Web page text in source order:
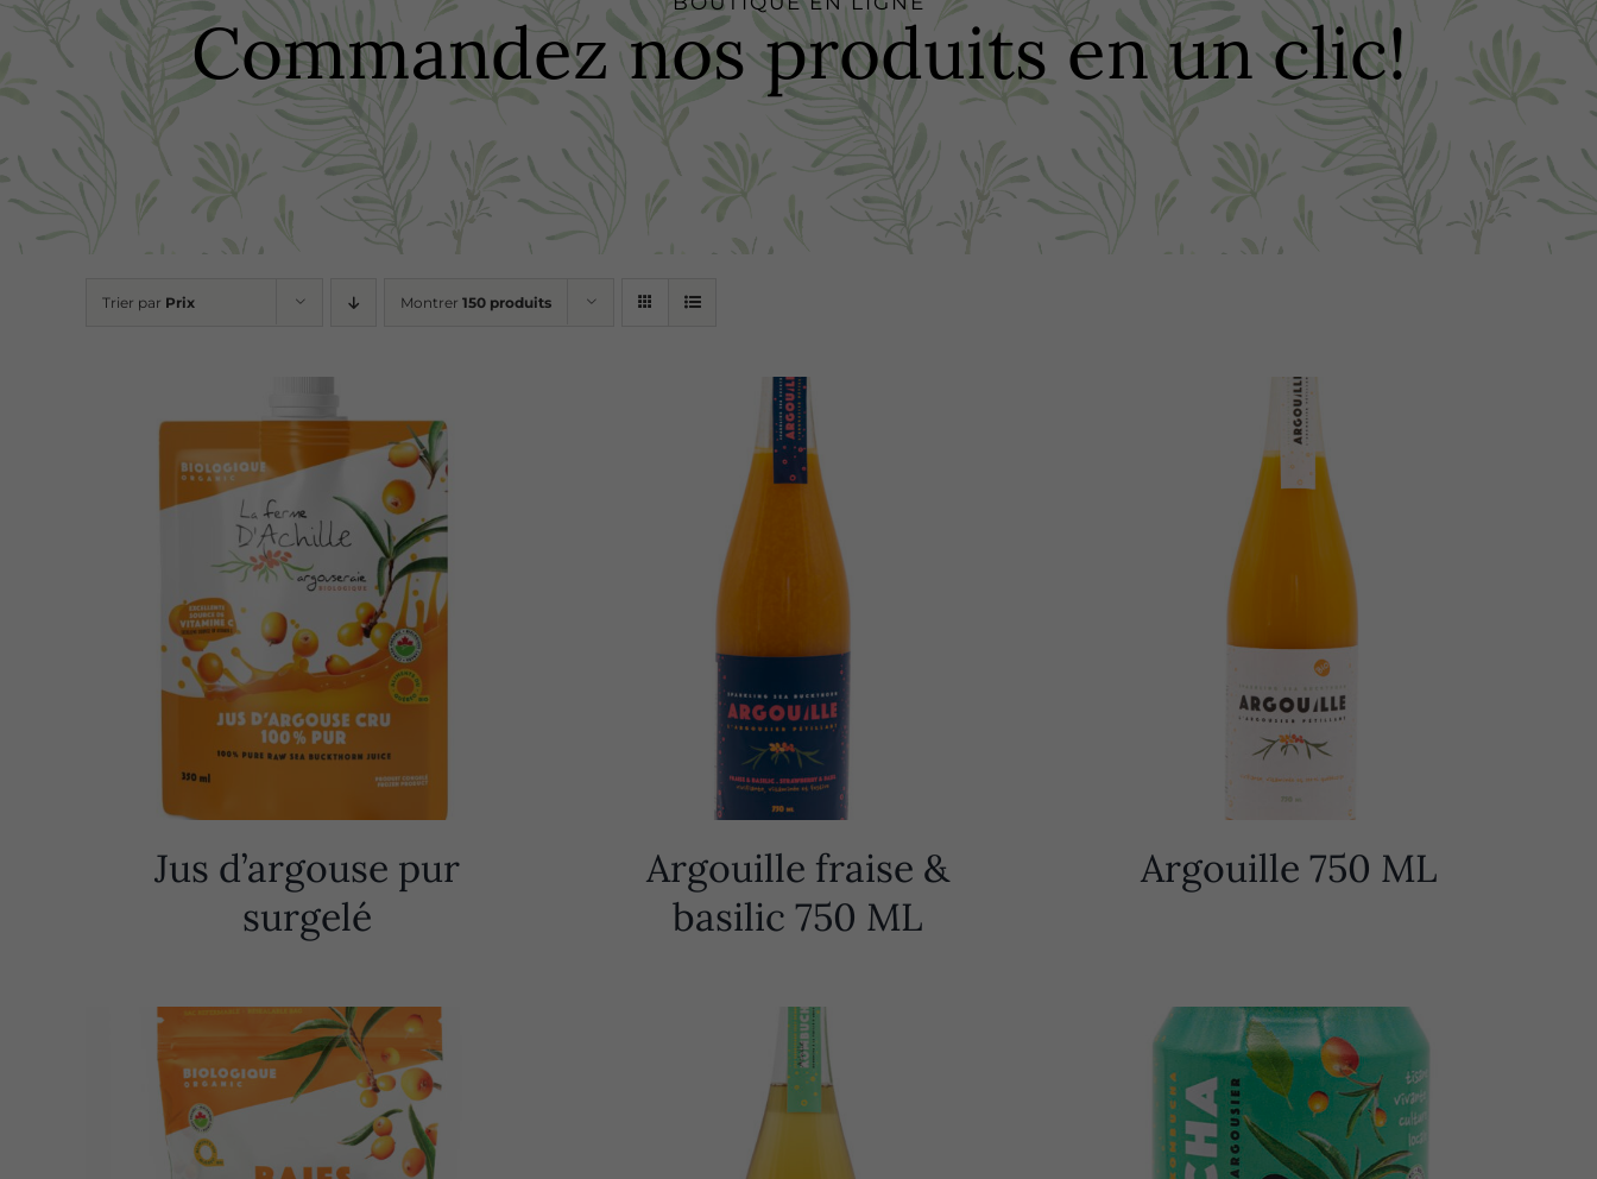
Commandez nos produits en un clic!
Trier par Prix Montrer 150 produits
Jus d’argouse pur
surgelé
Argouille fraise &
basilic 750 ML
Argouille 750 ML